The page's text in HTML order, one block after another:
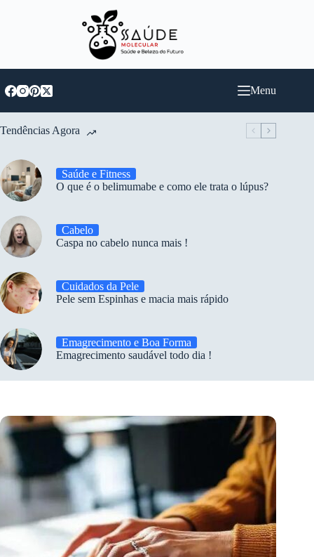
Menu
Tendências Agora
Saúde e Fitness
O que é o belimumabe e como ele trata o lúpus?
Cabelo
Caspa no cabelo nunca mais !
Cuidados da Pele
Pele sem Espinhas e macia mais rápido
Emagrecimento e Boa Forma
Emagrecimento saudável todo dia !